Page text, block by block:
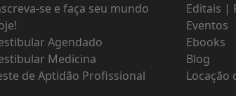
se e faça seu mundo
Agendado
Medicina
de Aptidão Profissional
Editais |
Eventos
Ebooks
Blog
Locação